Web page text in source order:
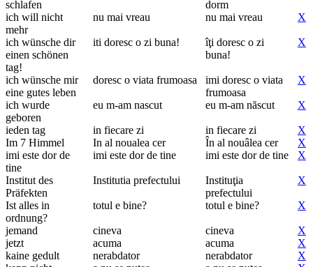
schlafen
dorm
ich will nicht
mehr
nu mai vreau nu mai vreau X
ich wünsche dir
einen schönen
tag!
iti doresc o zi buna!
îţi doresc o zi
buna!
X
ich wünsche mir
eine gutes leben
doresc o viata frumoasa
imi doresc o viata
frumoasa
X
ich wurde
geboren
eu m-am nascut eu m-am născut X
ieden tag in fiecare zi in fiecare zi
X
Im 7 Himmel
In al noualea cer În al nouâlea cer
X
imi este dor de
tine
imi este dor de tine imi este dor de tine X
Institut des
Präfekten
Institutia prefectului
Instituţia
prefectului
X
Ist alles in
ordnung?
totul e bine? totul e bine? X
jemand cineva cineva
X
jetzt
acuma acuma
X
kaine gedult
nerabdator nerabdator
X